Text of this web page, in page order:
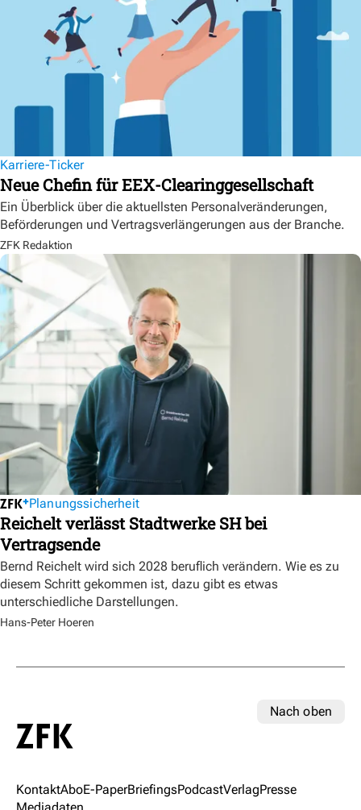
Karriere-Ticker
Neue Chefin für EEX-Clearinggesellschaft
Ein Überblick über die aktuellsten Personalveränderungen,
Beförderungen und Vertragsverlängerungen aus der Branche.
ZFK Redaktion
Planungssicherheit
Reichelt verlässt Stadtwerke SH bei
Vertragsende
Bernd Reichelt wird sich 2028 beruflich verändern. Wie es zu
diesem Schritt gekommen ist, dazu gibt es etwas
unterschiedliche Darstellungen.
Hans-Peter Hoeren
Nach oben
KontaktAboE-PaperBriefingsPodcastVerlagPresse